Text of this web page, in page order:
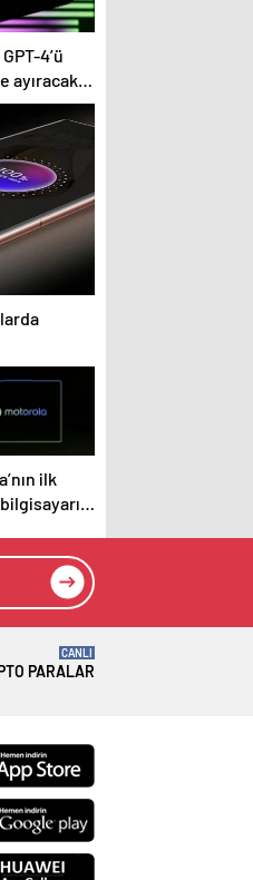
4’ü
ayıracak:
yolda
ilk
PARALAR
CANLI